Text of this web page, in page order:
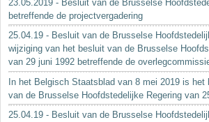
23.05.2019 - Besluit van de Brusselse
betreffende de projectvergadering
25.04.19 - Besluit van de Brusselse
wijziging van het besluit van de Brusselse
van 29 juni 1992 betreffende de
In het Belgisch Staatsblad van 8 mei 2019 is het
van de Brusselse Hoofdstedelijke Regering van
25.04.19 - Besluit van de Brusselse